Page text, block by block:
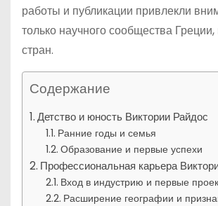
работы и публикации привлекли
только научного сообщества Греции,
стран.
Содержание
Детство и юность Виктории Райдос
Ранние годы и семья
Образование и первые успехи
Профессиональная карьера
Вход в индустрию и первые
Расширение географии и